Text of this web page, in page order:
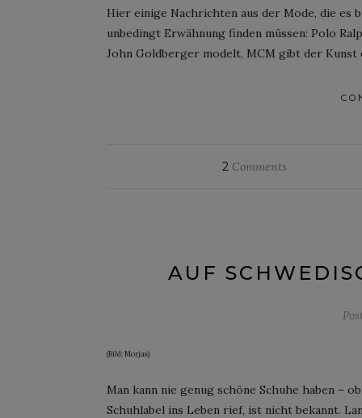
Hier einige Nachrichten aus der Mode, die es
unbedingt Erwähnung finden müssen: Polo
John Goldberger modelt, MCM gibt der Kunst
2 Comments
AUF
(Bild: Morjas)
Man kann nie genug schöne Schuhe haben –
Schuhlabel ins Leben rief, ist nicht bekannt.